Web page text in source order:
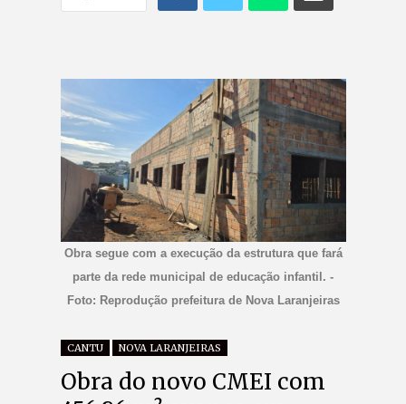
Obra segue com a execução da estrutura que fará
parte da rede municipal de educação infantil. -
Foto: Reprodução prefeitura de Nova Laranjeiras
CANTU NOVA LARANJEIRAS
Obra do novo CMEI com